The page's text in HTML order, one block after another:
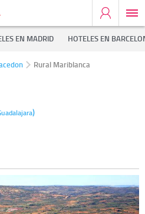
EN MADRID HOTELES EN
Rural Mariblanca
)